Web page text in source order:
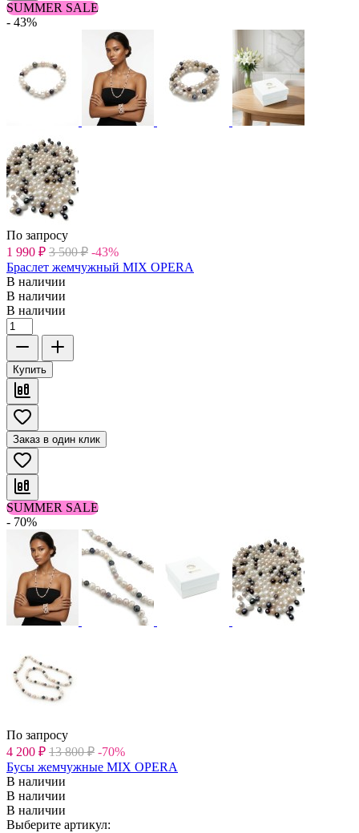
SUMMER SALE
- 43%
По запросу
1 990 ₽ 3 500 ₽ -43%
Браслет жемчужный MIX OPERA
В наличии
В наличии
В наличии
Купить
Заказ в один клик
SUMMER SALE
- 70%
По запросу
4 200 ₽ 13 800 ₽ -70%
Бусы жемчужные MIX OPERA
В наличии
В наличии
В наличии
Выберите артикул: